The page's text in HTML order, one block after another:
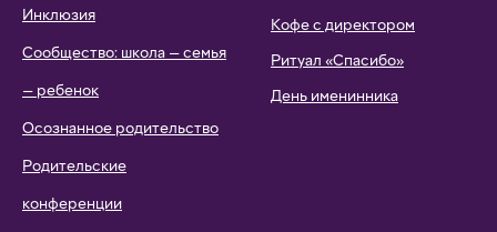
Инклюзия
Сообщество: школа — семья
— ребенок
Осознанное родительство
Родительские
конференции
Кофе с директором
Ритуал «Спасибо»
День именинника